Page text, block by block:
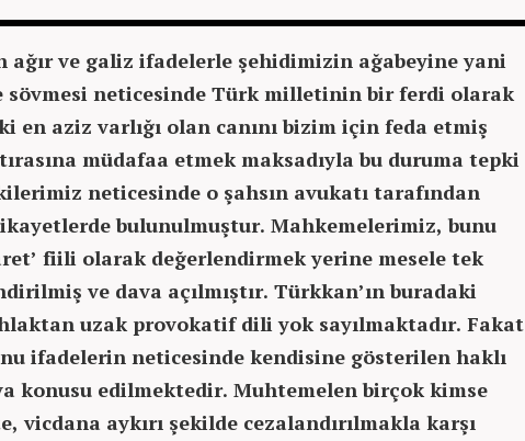
ve galiz ifadelerle şehidimizin ağabeyine yani
sövmesi neticesinde Türk milletinin bir ferdi olarak
en aziz varlığı olan canını bizim için feda etmiş
müdafaa etmek maksadıyla bu duruma tepki
neticesinde o şahsın avukatı tarafından
bulunulmuştur. Mahkemelerimiz, bunu
fiili olarak değerlendirmek yerine mesele tek
ve dava açılmıştır. Türkkan’ın buradaki
ahlaktan uzak provokatif dili yok sayılmaktadır. Fakat
ifadelerin neticesinde kendisine gösterilen haklı
konusu edilmektedir. Muhtemelen birçok kimse
vicdana aykırı şekilde cezalandırılmakla karşı